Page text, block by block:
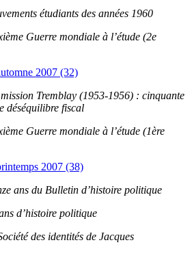
étudiants des années 1960
Guerre mondiale à l’étude (2e
2007 (32)
Tremblay (1953-1956) : cinquante
déséquilibre fiscal
Guerre mondiale à l’étude (1ère
2007 (38)
ans du Bulletin d’histoire politique
d’histoire politique
des identités de Jacques